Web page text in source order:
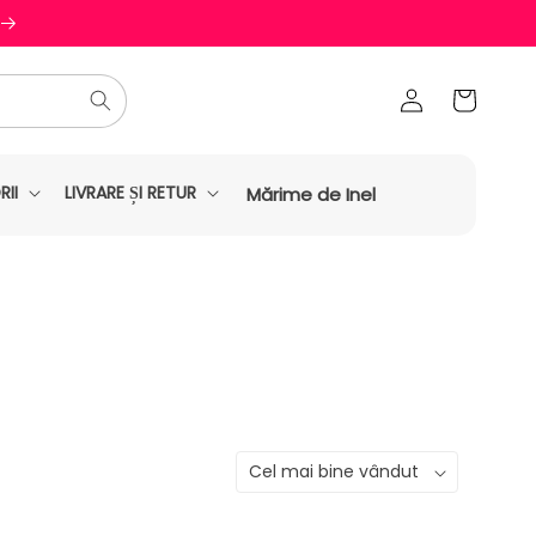
Conectați-
Coș
LIVRARE ȘI RETUR Mărime de Inel